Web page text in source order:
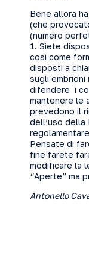
Bene allora
(che
(numero
1. Siete
così come
disposti a
sugli
difendere i
mantenere le
prevedono il
dell’uso della
Pensate di
fine farete
modificare la
“Aperte” ma
Antonello